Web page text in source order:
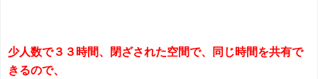
少人数で３３時間、閉ざされた空間で、同じ時間を共有で
きるので、